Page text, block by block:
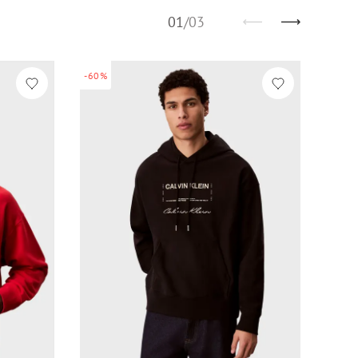
01/03
-60%